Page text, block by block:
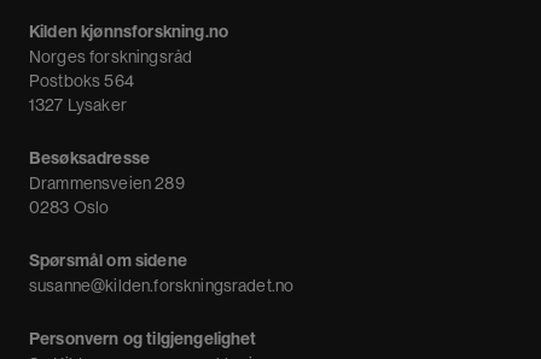
Nyheter
Nyhetsbrev
Kilden kjønnsforskning.no
Norges forskningsråd
Postboks 564
1327 Lysaker
Besøksadresse
Drammensveien 289
0283 Oslo
Spørsmål om sidene
susanne@kilden.forskningsradet.no
Personvern og tilgjengelighet